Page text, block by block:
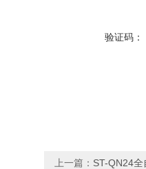
验证码：
上一篇： ST-QN24